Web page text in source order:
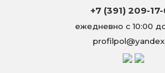
+7 (391) 209-
ежедневно с 10:00